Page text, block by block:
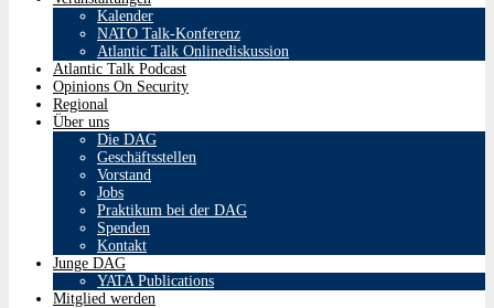
Kalender
NATO Talk-Konferenz
Atlantic Talk Onlinediskussion
Atlantic Talk Podcast
Opinions On Security
Regional
Über uns
Die DAG
Geschäftsstellen
Vorstand
Jobs
Praktikum bei der DAG
Spenden
Kontakt
Junge DAG
YATA Publications
Mitglied werden